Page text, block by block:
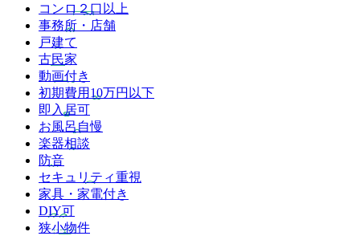
コンロ２口以上
事務所・店舗
戸建て
古民家
動画付き
初期費用10万円以下
即入居可
お風呂自慢
楽器相談
防音
セキュリティ重視
家具・家電付き
DIY可
狭小物件